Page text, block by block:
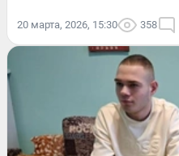
20 марта, 2026, 15:30 358